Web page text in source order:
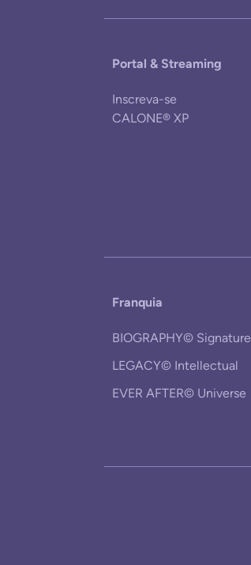
Portal & Streaming
Inscreva-se
CALONE® XP
Franquia
BIOGRAPHY© Signature
LEGACY© Intellectual
EVER AFTER© Universe